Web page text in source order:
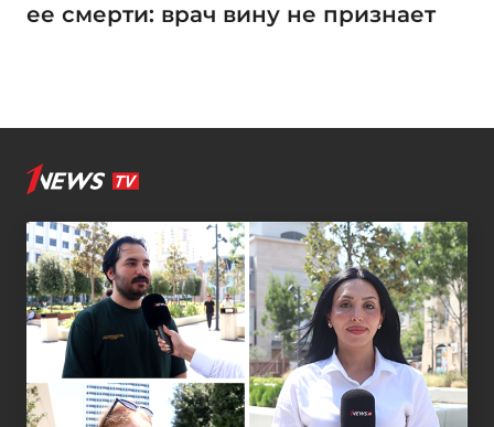
ее смерти: врач вину не признает